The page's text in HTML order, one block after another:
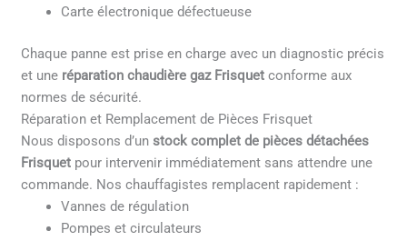
Carte électronique défectueuse
Chaque panne est prise en charge avec un diagnostic précis
et une réparation chaudière gaz Frisquet conforme aux
normes de sécurité.
Réparation et Remplacement de Pièces Frisquet
Nous disposons d’unstock complet de pièces détachées
Frisquet pour intervenir immédiatement sans attendre une
commande. Nos chauffagistes remplacent rapidement :
Vannes de régulation
Pompes et circulateurs